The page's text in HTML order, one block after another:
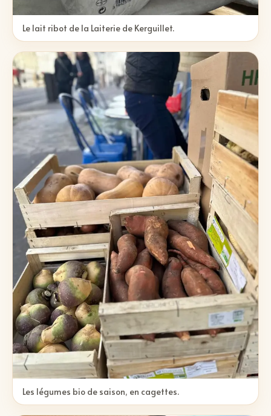
Le lait ribot de la Laiterie de Kerguillet.
Les légumes bio de saison, en cagettes.